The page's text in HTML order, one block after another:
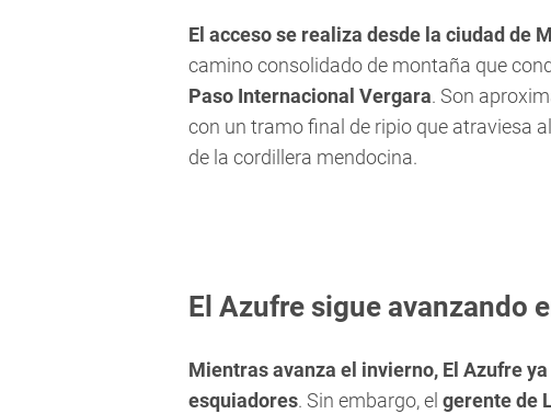
El acceso se realiza desde la ciudad de
camino consolidado de montaña que
Paso Internacional Vergara. Son
con un tramo final de ripio que atraviesa
de la cordillera mendocina.
El Azufre sigue avanzando
Mientras avanza el invierno, El Azufre
esquiadores. Sin embargo, el gerente de